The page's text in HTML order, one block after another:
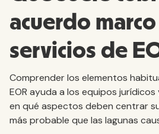
acuerdo
servicios de
Comprender los elementos
EOR ayuda a los equipos
en qué aspectos deben centrar
más probable que las lagunas